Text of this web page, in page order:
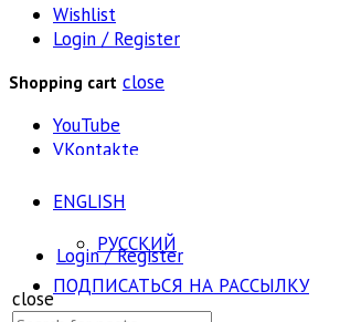
Wishlist
Login / Register
Shopping cart close
YouTube
VKontakte
ENGLISH
РУССКИЙ
ПОДПИСАТЬСЯ НА РАССЫЛКУ
Login / Register
close